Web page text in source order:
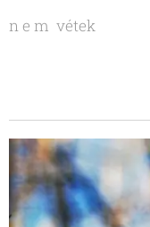
n e m vétek